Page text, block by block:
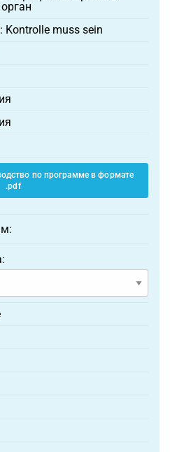
Kontrolle muss sein
по программе в формате
.pdf